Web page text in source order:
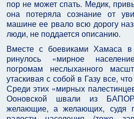
пор не может спать. Медик,
она потеряла сознание от
машине ее рвало всю дорогу
люди, не поддается описанию.
Вместе с боевиками Хамаса
ринулось «мирное
погромам неслыханного
утаскивая с собой в Газу все,
Среди этих «мирных
Ооновской швали из
желающие, а желающих, судя